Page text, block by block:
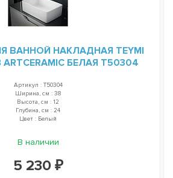
ВАННОЙ НАКЛАДНАЯ TEYMI
ARTCERAMIC БЕЛАЯ T50304
Артикул : T50304
Ширина, см : 38
Высота, см : 12
Глубина, см : 24
Цвет : Белый
В наличии
5 230 ₽